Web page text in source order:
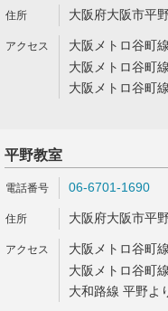
大阪府大阪市平
大阪メトロ谷町
大阪メトロ谷町
大阪メトロ谷町
平野教室
06-6701-1690
大阪府大阪市平
大阪メトロ谷町
大阪メトロ谷町
大和路線 平野よ